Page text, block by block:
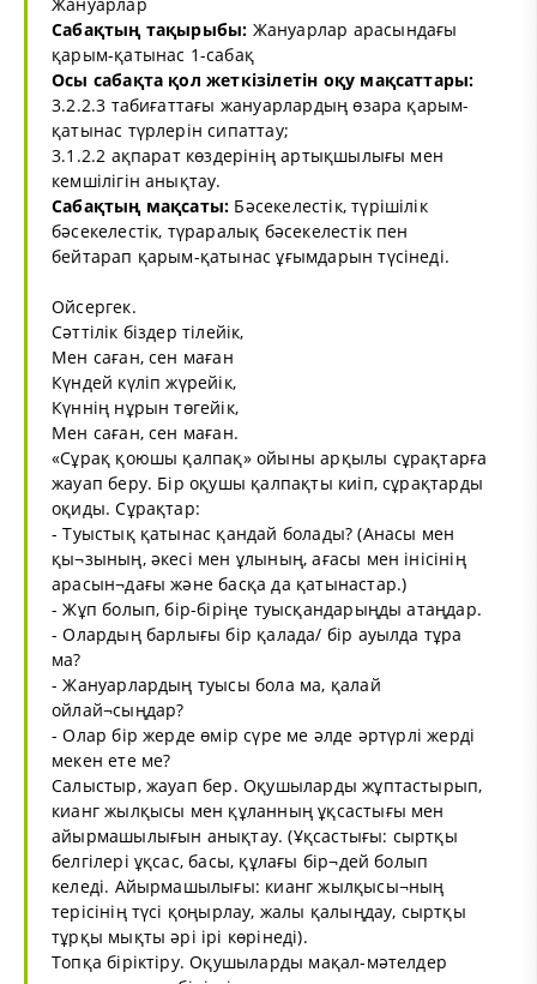
Сабақтың тақырыбы: Жануарлар арасындағы
қарым-қатынас 1-сабақ
Осы сабақта қол жеткізілетін оқу мақсаттары:
3.2.2.3 табиғаттағы жануарлардың өзара қарым-
қатынас түрлерін сипаттау;
3.1.2.2 ақпарат көздерінің артықшылығы мен
кемшілігін анықтау.
Сабақтың мақсаты: Бәсекелестік, түрішілік
бәсекелестік, түраралық бәсекелестік пен
бейтарап қарым-қатынас ұғымдарын түсінеді.
Ойсергек.
Сәттілік біздер тілейік,
Мен саған, сен маған
Күндей күліп жүрейік,
Күннің нұрын төгейік,
Мен саған, сен маған.
«Сұрақ қоюшы қалпақ» ойыны арқылы сұрақтарға
жауап беру. Бір оқушы қалпақты киіп, сұрақтарды
оқиды. Сұрақтар:
- Туыстық қатынас қандай болады? (Анасы мен
қы¬зының, әкесі мен ұлының, ағасы мен інісінің
арасын¬дағы және басқа да қатынастар.)
- Жұп болып, бір-біріңе туысқандарыңды атаңдар.
- Олардың барлығы бір қалада/ бір ауылда тұра
ма?
- Жануарлардың туысы бола ма, қалай
ойлай¬сыңдар?
- Олар бір жерде өмір сүре ме әлде әртүрлі жерді
мекен ете ме?
Салыстыр, жауап бер. Оқушыларды жұптастырып,
кианг жылқысы мен құланның ұқсастығы мен
айырмашылығын анықтау. (Ұқсастығы: сыртқы
белгілері ұқсас, басы, құлағы бір¬дей болып
келеді. Айырмашылығы: кианг жылқысы¬ның
терісінің түсі қоңырлау, жалы қалыңдау, сыртқы
тұрқы мықты әрі ірі көрінеді).
Топқа біріктіру. Оқушыларды мақал-мәтелдер